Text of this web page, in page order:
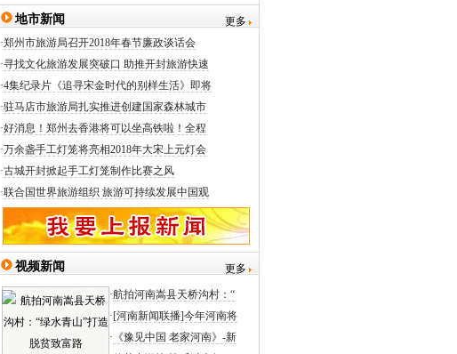
地市新闻
更多
·郑州市旅游局召开2018年春节廉政谈话会
·寻找文化旅游发展突破口 助推开封旅游快速
·4集纪录片《追寻宋金时代的别样生活》即将
·驻马店市旅游局扎实推进创建国家森林城市
·好消息！郑州去香港将可以坐高铁啦！全程
·万余盏手工灯笼将亮相2018年大宋上元灯会
·古城开封掀起手工灯笼制作比赛之风
·联合国世界旅游组织 旅游可持续发展中国观
视频新闻 更多
·航拍河南嵩县天桥沟村：“
·[河南新闻联播]今年河南将
· 《豫见中国 老家河南》-新